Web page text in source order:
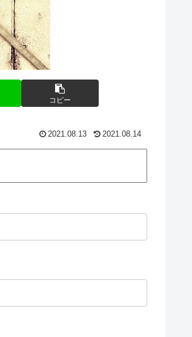
コピー
2021.08.13 2021.08.14